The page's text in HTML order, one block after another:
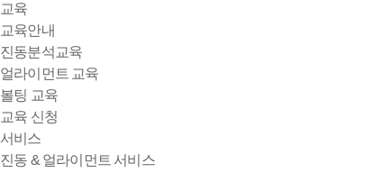
교육
교육안내
진동분석교육
얼라이먼트 교육
볼팅 교육
교육 신청
서비스
진동 & 얼라이먼트 서비스